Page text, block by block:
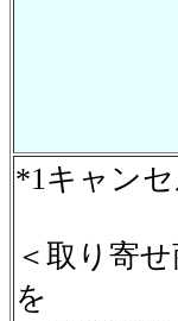
*1キャン
＜取り寄
を